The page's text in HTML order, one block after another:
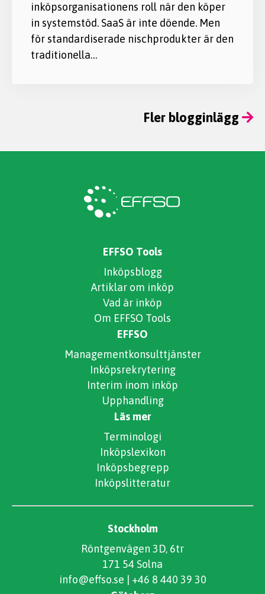
inköpsorganisationens roll när den köper
in systemstöd. SaaS är inte döende. Men
för standardiserade nischprodukter är den
traditionella…
Fler blogginlägg
EFFSO Tools
Inköpsblogg
Artiklar om inköp
Vad är inköp
Om EFFSO Tools
EFFSO
Managementkonsulttjänster
Inköpsrekrytering
Interim inom inköp
Upphandling
Läs mer
Terminologi
Inköpslexikon
Inköpsbegrepp
Inköpslitteratur
Stockholm
Röntgenvägen 3D, 6tr
171 54 Solna
info@effso.se
+46 8 440 39 30